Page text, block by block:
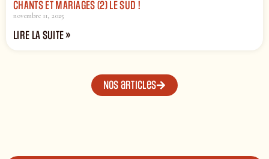
CHANTS ET MARIAGES (2) LE SUD !
novembre 11, 2025
LIRE LA SUITE »
Nos articles